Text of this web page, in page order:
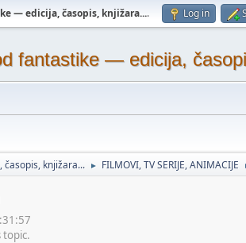
— edicija, časopis, knjižara.... Log in
fantastike — edicija,
knjižara... ► FILMOVI, TV SERIJE, ANIMACIJE
topic.